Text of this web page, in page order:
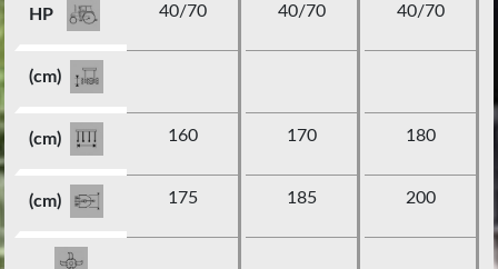
HP
(cm)
(cm)
(cm)
40/70
160
175
40/70
170
185
40/70
180
200